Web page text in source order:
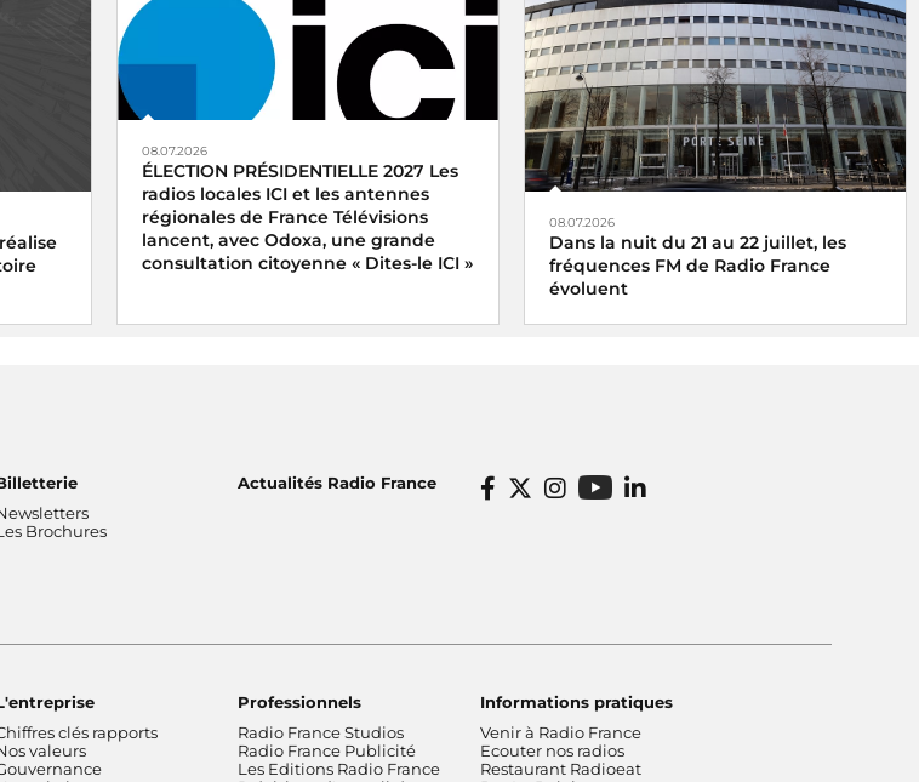
08.07.2026
ÉLECTION PRÉSIDENTIELLE 2027 Les
radios locales ICI et les antennes
régionales de France Télévisions
lancent, avec Odoxa, une grande
consultation citoyenne « Dites-le ICI »
08.07.2026
Dans la nuit du 21 au 22 juillet, les
fréquences FM de Radio France
évoluent
Brochures
Actualités Radio France
clés rapports
valeurs
Professionnels
Radio France Studios
Radio France Publicité
Les Editions Radio France
Informations pratiques
Venir à Radio France
Ecouter nos radios
Restaurant Radioeat